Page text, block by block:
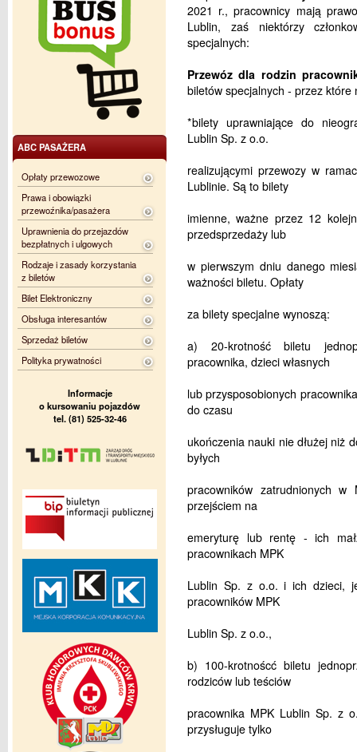
2021 r., pracownicy mają
Lublin, zaś niektórzy
specjalnych:
Przewóz dla rodzin
biletów specjalnych - przez które
*bilety uprawniające do
Lublin Sp. z o.o.
realizującymi przewozy w
Lublinie. Są to bilety
imienne, ważne przez 12
przedsprzedaży lub
w pierwszym dniu danego
ważności biletu. Opłaty
za bilety specjalne wynoszą:
a) 20-krotność biletu
pracownika, dzieci własnych
lub przysposobionych
do czasu
ukończenia nauki nie dłużej niż
byłych
pracowników zatrudnionych
przejściem na
emeryturę lub rentę - ich
pracownikach MPK
Lublin Sp. z o.o. i ich dzieci,
pracowników MPK
Lublin Sp. z o.o.,
b) 100-krotnoścć biletu
rodziców lub teściów
pracownika MPK Lublin Sp. z
przysługuje tylko
ABC PASAŻERA
Opłaty przewozowe
Prawa i obowiązki
przewoźnika/pasażera
Uprawnienia do przejazdów
bezpłatnych i ulgowych
Rodzaje i zasady korzystania
z biletów
Bilet Elektroniczny
Obsługa interesantów
Sprzedaż biletów
Polityka prywatności
Informacje
o kursowaniu pojazdów
tel. (81) 525-32-46